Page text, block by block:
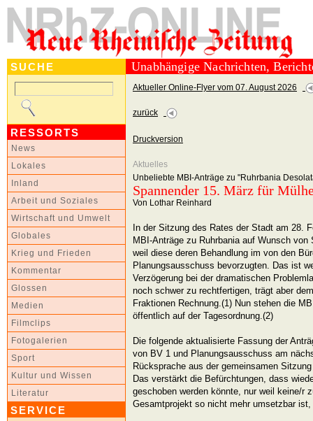
SUCHE
RESSORTS
News
Lokales
Inland
Arbeit und Soziales
Wirtschaft und Umwelt
Globales
Krieg und Frieden
Kommentar
Glossen
Medien
Filmclips
Fotogalerien
Sport
Kultur und Wissen
Literatur
SERVICE
Unabhängige Nachrichten,
Aktueller Online-Flyer vom 07. August 2026
zurück
Druckversion
Aktuelles
Unbeliebte MBI-Anträge zu "Ruhrbania
Spannender 15. März für
Von Lothar Reinhard
In der Sitzung des Rates der Stadt am 28.
MBI-Anträge zu Ruhrbania auf Wunsch
weil diese deren Behandlung im von den
Planungsausschuss bevorzugten. Das ist
Verzögerung bei der dramatischen
noch schwer zu rechtfertigen, trägt aber
Fraktionen Rechnung.(1) Nun stehen die
öffentlich auf der Tagesordnung.(2)
Die folgende aktualisierte Fassung der
von BV 1 und Planungsausschuss am
Rücksprache aus der gemeinsamen
Das verstärkt die Befürchtungen, dass
geschoben werden könnte, nur weil keine/r
Gesamtprojekt so nicht mehr umsetzbar